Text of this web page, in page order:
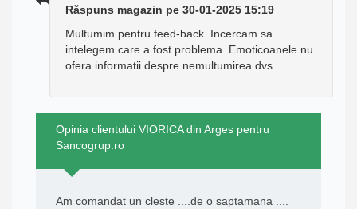
Răspuns magazin pe 30-01-2025 15:19
Multumim pentru feed-back. Incercam sa
intelegem care a fost problema. Emoticoanele nu
ofera informatii despre nemultumirea dvs.
Opinia clientului VIORICA din Arges pentru
Sancogrup.ro
Am comandat un cleste ....de o saptamana ....